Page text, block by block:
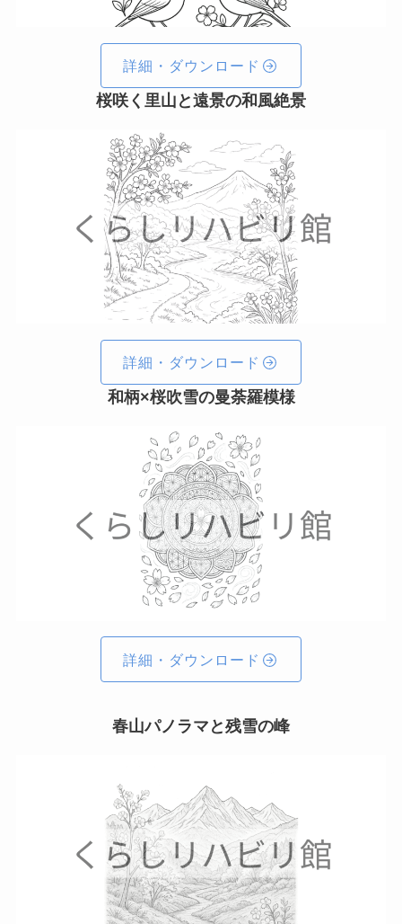
詳細・ダウンロード
桜咲く里山と遠景の和風絶景
詳細・ダウンロード
和柄×桜吹雪の曼荼羅模様
詳細・ダウンロード
春山パノラマと残雪の峰